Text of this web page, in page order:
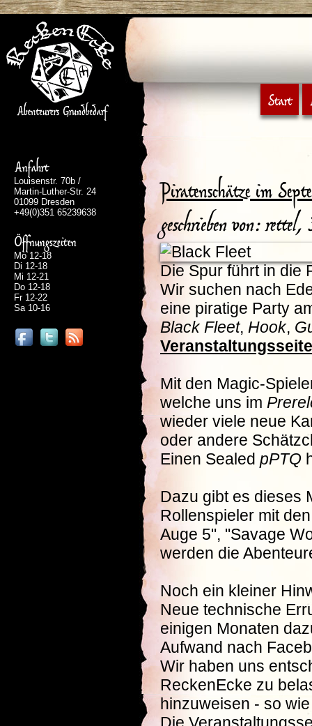
Start
Anfahrt
Louisenstr. 70b /
Martin-Luther-Str. 24
01099 Dresden
+49(0)351 65239638
Öffnungszeiten
Mo 12-18
Di 12-18
Mi 12-21
Do 12-18
Fr 12-22
Sa 10-16
Piratenschätze im
geschrieben von:
Die Spur führt in die
Wir suchen nach
eine piratige Party
Black Fleet, Hook,
Veranstaltungsseite
Mit den Magic-
welche uns im
wieder viele neue
oder andere
Einen Sealed pPTQ
Dazu gibt es dieses
Rollenspieler mit
Auge 5", "Savage
werden die
Noch ein kleiner
Neue technische
einigen Monaten
Aufwand nach
Wir haben uns
ReckenEcke zu
hinzuweisen - so